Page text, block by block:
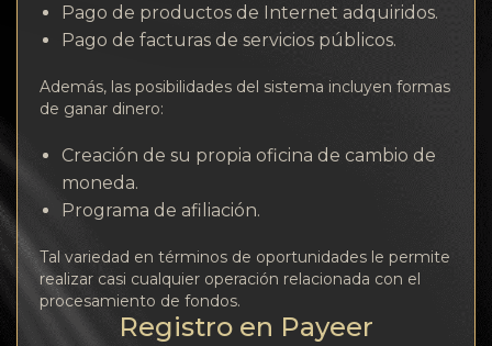
Pago de productos de Internet adquiridos.
Pago de facturas de servicios públicos.
Además, las posibilidades del sistema incluyen formas
de ganar dinero:
Creación de su propia oficina de cambio de
moneda.
Programa de afiliación.
Tal variedad en términos de oportunidades le permite
realizar casi cualquier operación relacionada con el
procesamiento de fondos.
Registro en Payeer